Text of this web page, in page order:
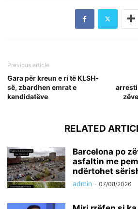
Previous article
Gara për kreun e ri të KLSH-
së, zbardhen emrat e
kandidatëve
RELATED
Barcelona po
asfaltin me
ndërtohet
admin - 07/08/2026